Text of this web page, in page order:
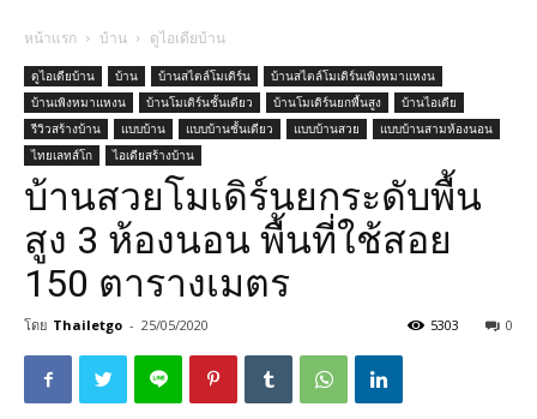
หน้าแรก บ้าน ดูไอเดียบ้าน
ดูไอเดียบ้าน บ้าน บ้านสไตล์โมเดิร์น
บ้านสไตล์โมเดิร์นเพิงหมาแหงน
บ้านเพิงหมาแหงน
บ้านโมเดิร์นชั้นเดียว บ้านโมเดิร์นยกพื้นสูง
บ้านไอเดีย
รีวิวสร้างบ้าน
แบบบ้าน แบบบ้านชั้นเดียว แบบบ้านสวย
แบบบ้านสามห้องนอน
ไทยเลทส์โก
ไอเดียสร้างบ้าน
บ้านสวยโมเดิร์นยกระดับพื้น
สูง 3 ห้องนอน พื้นที่ใช้สอย
150 ตารางเมตร
โดย Thailetgo - 25/05/2020 0
5303